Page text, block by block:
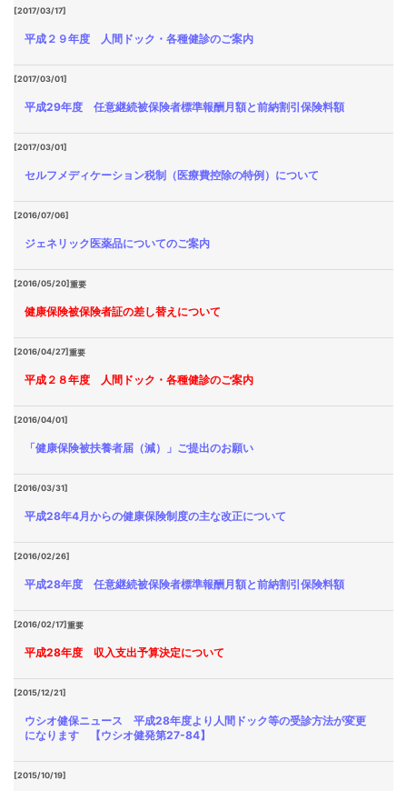
[2017/03/17]
平成２９年度 人間ドック・各種健診のご案内
[2017/03/01]
平成29年度 任意継続被保険者標準報酬月額と前納割引保険料額
[2017/03/01]
セルフメディケーション税制（医療費控除の特例）について
[2016/07/06]
ジェネリック医薬品についてのご案内
[2016/05/20]重要
健康保険被保険者証の差し替えについて
[2016/04/27]重要
平成２８年度 人間ドック・各種健診のご案内
[2016/04/01]
「健康保険被扶養者届（減）」ご提出のお願い
[2016/03/31]
平成28年4月からの健康保険制度の主な改正について
[2016/02/26]
平成28年度 任意継続被保険者標準報酬月額と前納割引保険料額
[2016/02/17]重要
平成28年度 収入支出予算決定について
[2015/12/21]
ウシオ健保ニュース 平成28年度より人間ドック等の受診方法が変更
になります 【ウシオ健発第27-84】
[2015/10/19]